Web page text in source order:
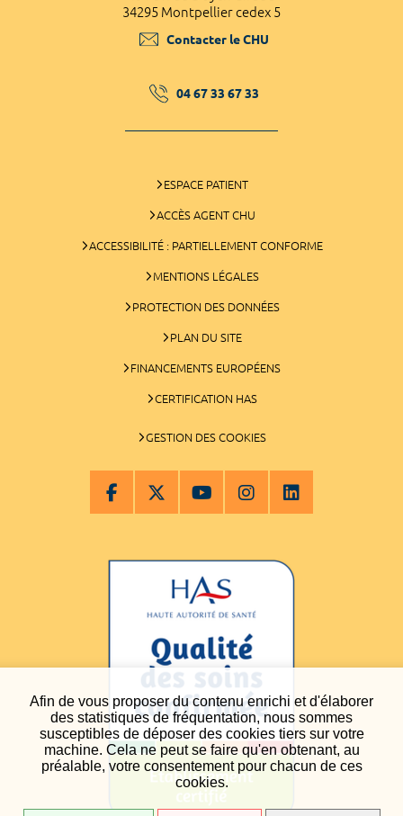
Afin de vous proposer du contenu enrichi et d'élaborer
des statistiques de fréquentation, nous sommes
susceptibles de déposer des cookies tiers sur votre
machine. Cela ne peut se faire qu'en obtenant, au
préalable, votre consentement pour chacun de ces
cookies.
34295 Montpellier cedex 5
Contacter le CHU
04 67 33 67 33
ESPACE PATIENT
ACCÈS AGENT CHU
ACCESSIBILITÉ : PARTIELLEMENT CONFORME
MENTIONS LÉGALES
PROTECTION DES DONNÉES
PLAN DU SITE
FINANCEMENTS EUROPÉENS
CERTIFICATION HAS
GESTION DES COOKIES